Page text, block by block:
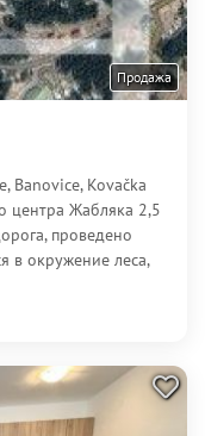
Продажа
Banovice, Kovačka
центра Жабляка 2,5
проведено
в окружение леса,